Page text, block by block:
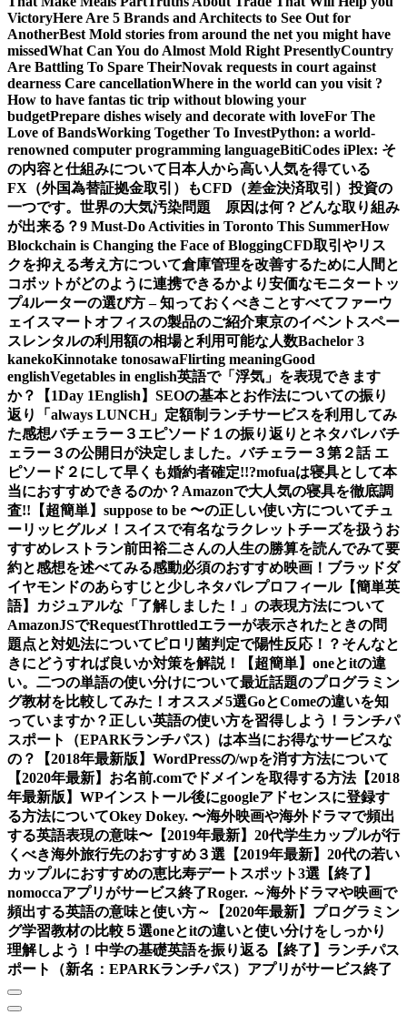
VictoryHere Are 5 Brands and Architects to See Out for
AnotherBest Mold stories from around the net you might have
missedWhat Can You do Almost Mold Right PresentlyCountry
Are Battling To Spare TheirNovak requests in court against
dearness Care cancellationWhere in the world can you visit ?
How to have fantas tic trip without blowing your
budgetPrepare dishes wisely and decorate with loveFor The
Love of BandsWorking Together To InvestPython: a world-
renowned computer programming languageBitiCodes iPlex: そ
の内容と仕組みについて 日本人から高い人気を得ている
FX（外国為替証拠金取引）もCFD（差金決済取引）投資の
一つです。 世界の大気汚染問題 原因は何？どんな取り組み
が出来る？9 Must-Do Activities in Toronto This SummerHow
Blockchain is Changing the Face of BloggingCFD取引やリス
クを抑える考え方について倉庫管理を改善するために人間と
コボットがどのように連携できるかより安価なモニタートッ
プ4ルーターの選び方 – 知っておくべきことすべてファーウ
ェイスマートオフィスの製品のご紹介東京のイベントスペー
スレンタルの利用額の相場と利用可能な人数Bachelor 3
kanekoKinnotake tonosawaFlirting meaningGood
englishVegetables in english英語で「浮気」を表現できます
か？【1Day 1English】 SEOの基本とお作法についての振り
返り
「always LUNCH」定額制ランチサービスを利用してみ
た感想バチェラー３エピソード１の振り返りとネタバレバチ
ェラー３の公開日が決定しました。バチェラー３第２話 エ
ピソード２にして早くも婚約者確定!!?mofuaは寝具として本
当におすすめできるのか？Amazonで大人気の寝具を徹底調
査!! 【超簡単】suppose to be 〜の正しい使い方についてチュ
ーリッヒグルメ！スイスで有名なラクレットチーズを扱うお
すすめレストラン前田裕二さんの人生の勝算を読んでみて要
約と感想を述べてみる感動必須のおすすめ映画！ブラッドダ
イヤモンドのあらすじと少しネタバレプロフィール【簡単英
語】カジュアルな「了解しました！」の表現方法について
AmazonJSでRequestThrottledエラーが表示されたときの問
題点と対処法について ピロリ菌判定で陽性反応！？そんなと
きにどうすれば良いか対策を解説！
【超簡単】oneとitの違
い。二つの単語の使い分けについて最近話題のプログラミン
グ教材を比較してみた！オススメ5選GoとComeの違いを知
っていますか？正しい英語の使い方を習得しよう！ ランチパ
スポート（EPARKランチパス）は本当にお得なサービスな
の？
【2018年最新版】WordPressの/wpを消す方法について
【2020年最新】お名前.comでドメインを取得する方法【2018
年最新版】WPインストール後にgoogleアドセンスに登録す
る方法についてOkey Dokey. 〜海外映画や海外ドラマで頻出
する英語表現の意味〜 【2019年最新】20代学生カップルが行
くべき海外旅行先のおすすめ３選 【2019年最新】20代の若い
カップルにおすすめの恵比寿デートスポット3選 【終了】
nomoccaアプリがサービス終了Roger. ～海外ドラマや映画で
頻出する英語の意味と使い方～
【2020年最新】プログラミン
グ学習教材の比較５選oneとitの違いと使い分けをしっかり
理解しよう！中学の基礎英語を振り返る 【終了】ランチパス
ポート（新名：EPARKランチパス）アプリがサービス終了